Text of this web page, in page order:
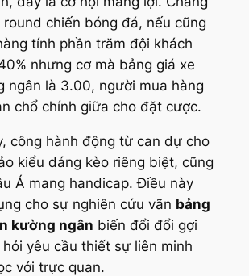
round chiến bóng đá, nếu cũng
tính phần trăm đội khách
nhưng cơ mà bảng giá xe
ngân là 3.00, người mua hàng
chổ chính giữa cho đặt cược.
công hành động từ can dự cho
kiểu dáng kèo riêng biệt, cũng
Á mang handicap. Điều này
cho sự nghiên cứu vãn bảng
kường ngân biến đổi đổi gợi
yêu cầu thiết sự liên minh
với trực quan.